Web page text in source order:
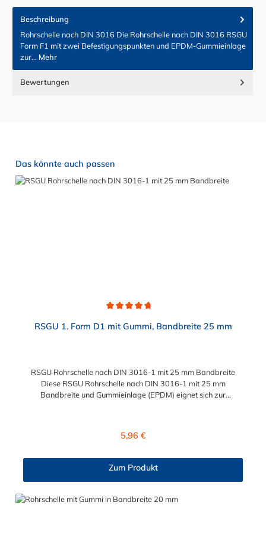
Beschreibung
Rohrschelle nach DIN 3016 Die Rohrschelle nach DIN 3016 RSGU
Form F1 mit zwei Befestigungspunkten und EPDM-Gummieinlage
zur… Mehr
Bewertungen
Produktgalerie überspringen
Das könnte auch passen
RSGU 1. Form D1 mit Gummi, Bandbreite 25 mm
RSGU Rohrschelle nach DIN 3016-1 mit 25 mm Bandbreite
Diese RSGU Rohrschelle nach DIN 3016-1 mit 25 mm
Bandbreite und Gummieinlage (EPDM) eignet sich zur
geeignet.
Regulärer Preis:
5,96 €
Zum Produkt